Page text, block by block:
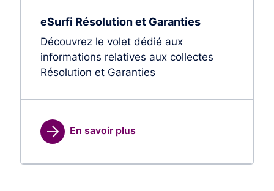
eSurfi Résolution et Garanties
Découvrez le volet dédié aux
informations relatives aux collectes
Résolution et Garanties
En savoir plus